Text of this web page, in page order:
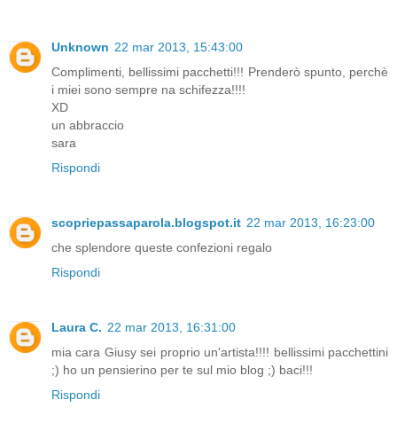
Unknown 22 mar 2013, 15:43:00
Complimenti, bellissimi pacchetti!!! Prenderò spunto, perchè
i miei sono sempre na schifezza!!!!
XD
un abbraccio
sara
Rispondi
scopriepassaparola.blogspot.it 22 mar 2013, 16:23:00
che splendore queste confezioni regalo
Rispondi
Laura C. 22 mar 2013, 16:31:00
mia cara Giusy sei proprio un'artista!!!! bellissimi pacchettini
;) ho un pensierino per te sul mio blog ;) baci!!!
Rispondi